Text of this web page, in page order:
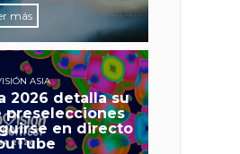
más
ASIA
2026 detalla su
preselecciones
en directo